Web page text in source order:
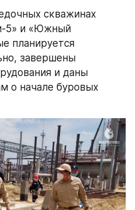
скважинах
5» и «Южный
планируется
завершены
и даны
о начале буровых